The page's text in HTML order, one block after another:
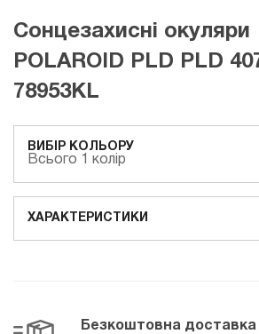
Сонцезахисні окуляри
POLAROID PLD PLD
78953KL
ВИБІР КОЛЬОРУ
Всього 1 колір
ХАРАКТЕРИСТИКИ
Безкоштовна доставка